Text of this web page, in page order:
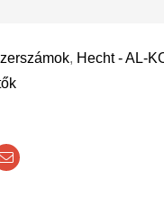
, Hecht - AL-
Email